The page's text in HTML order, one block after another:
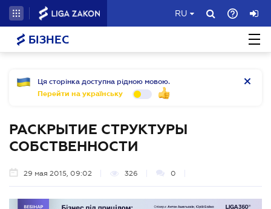
RU
БІЗНЕС
Ця сторінка доступна рідною мовою.
Перейти на українську
РАСКРЫТИЕ СТРУКТУРЫ
СОБСТВЕННОСТИ
29 мая 2015, 09:02 326 0